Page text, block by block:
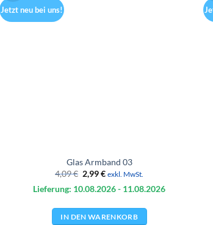
Jetzt neu bei uns!
Glas Armband 03
4,09€ Ursprünglicher
Preis
war:
2,99€Aktueller
ist:
exkl. MwSt.
Lieferung: 10.08.2026- 11.08.2026
IN DEN WARENKORB